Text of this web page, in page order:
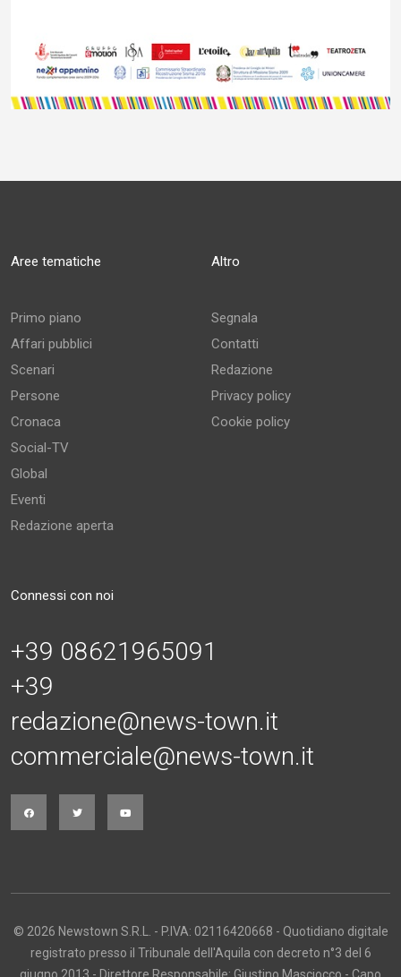
Aree tematiche
Primo piano
Affari pubblici
Scenari
Persone
Cronaca
Social-TV
Global
Eventi
Redazione aperta
Altro
Segnala
Contatti
Redazione
Privacy policy
Cookie policy
Connessi con noi
+39 08621965091
+39
redazione@news-town.it
commerciale@news-town.it
© 2026 Newstown S.R.L. - P.IVA: 02116420668 - Quotidiano digitale
registrato presso il Tribunale dell'Aquila con decreto n°3 del 6